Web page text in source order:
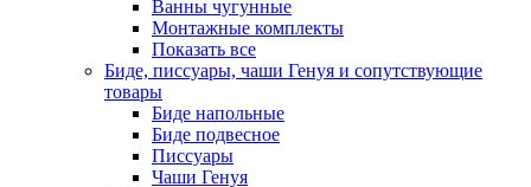
Ванны чугунные
Монтажные комплекты
Показать все
Биде, писсуары, чаши Генуя и сопутствующие
товары
Биде напольные
Биде подвесное
Писсуары
Чаши Генуя